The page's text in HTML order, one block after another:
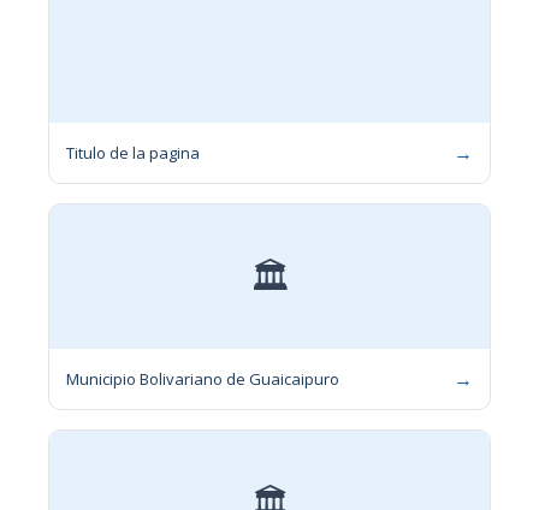
Titulo de la pagina →
🏛
Municipio Bolivariano de Guaicaipuro →